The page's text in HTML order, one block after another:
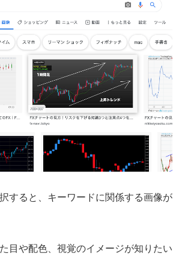
すると、キーワードに関係する画像が
目や配色、視覚のイメージが知りたい